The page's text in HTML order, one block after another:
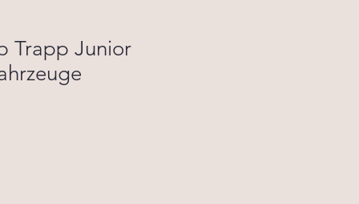
Trapp Junior